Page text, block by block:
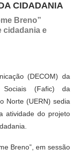
CIDADANIA
Breno”
cidadania e
(DECOM) da
(Fafic) da
Norte (UERN) sedia
atividade do projeto
Breno”, em sessão